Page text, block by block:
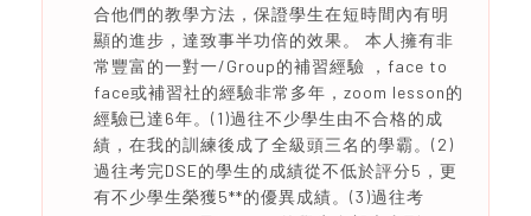
合他們的教學方法，保證學生在短時間內有明
顯的進步，達致事半功倍的效果。 本人擁有非
常豐富的一對一/Group的補習經驗 ，face to
face或補習社的經驗非常多年，zoom lesson的
經驗已達6年。(1)過往不少學生由不合格的成
績，在我的訓練後成了全級頭三名的學霸。(2)
過往考完DSE的學生的成績從不低於評分5，更
有不少學生榮獲5**的優異成績。(3)過往考